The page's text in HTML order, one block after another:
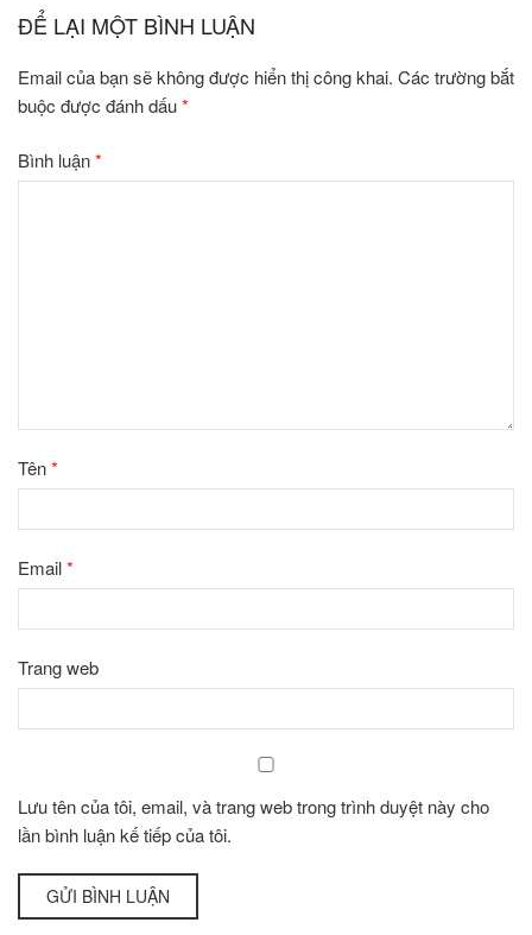
ĐỂ LẠI MỘT BÌNH LUẬN
Email của bạn sẽ không được hiển thị công khai. Các trường bắt
buộc được đánh dấu*
Bình luận*
Tên*
Email*
Trang web
Lưu tên của tôi, email, và trang web trong trình duyệt này cho
lần bình luận kế tiếp của tôi.